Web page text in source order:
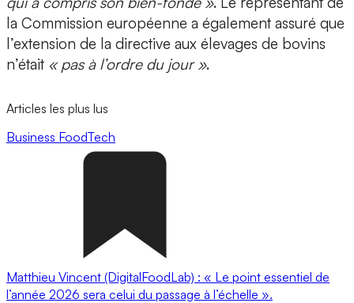
la Commission européenne a également assuré que
l’extension de la directive aux élevages de bovins
n’était « pas à l’ordre du jour ».
Articles les plus lus
Business FoodTech
Matthieu Vincent (DigitalFoodLab) : « Le point essentiel de
l’année 2026 sera celui du passage à l’échelle ».